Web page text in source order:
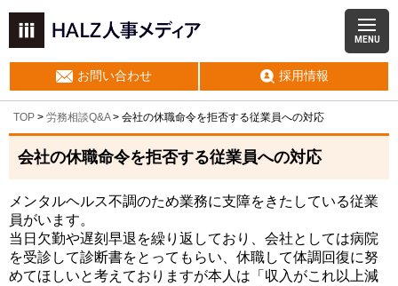
MENU
お問い合わせ 採用情報
TOP > 労務相談Q&A> 会社の休職命令を拒否する従業員への対応
会社の休職命令を拒否する従業員への対応
メンタルヘルス不調のため業務に支障をきたしている従業
員がいます。
当日欠勤や遅刻早退を繰り返しており、会社としては病院
を受診して診断書をとってもらい、休職して体調回復に努
めてほしいと考えておりますが本人は「収入がこれ以上減